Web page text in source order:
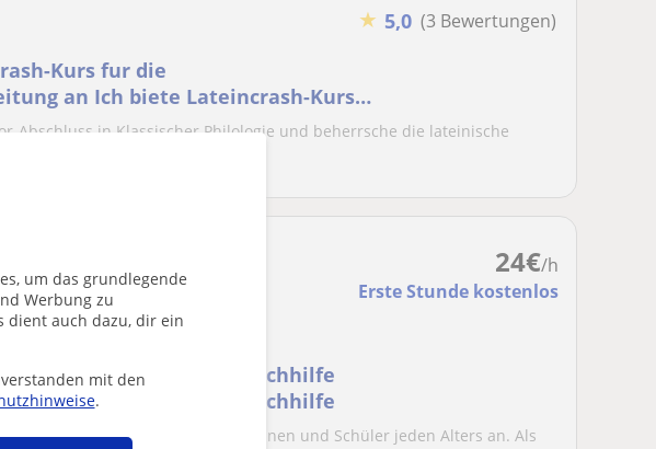
um das grundlegende
Werbung zu
dient auch dazu, dir ein
mit den
.
★ 5,0 (3 Bewertungen)
Kurs fur die
an Ich biete Lateincrash-Kurs
an
Abschluss in Klassischer Philologie und beherrsche die lateinische
24€/h
Erste Stunde kostenlos
nachhilfe Latein nachhilfe
nachhilfe Latein nachhilfe
Nachhilfeunterricht für Schülerinnen und Schüler jeden Alters an. Als